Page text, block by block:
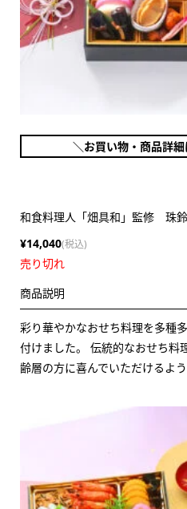
＼お買い物・商品詳
和食料理人「畑具和」監修 珠鈴
¥14,040(税込)
売り切れ
商品説明
彩り華やかなおせち料理を多種
付けました。 伝統的なおせち料
齢層の方に喜んでいただけるよ